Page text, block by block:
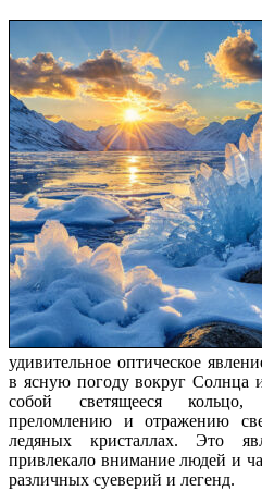
удивительное оптическое
в ясную погоду вокруг Солнца
собой светящееся кольцо,
преломлению и отражению
ледяных кристаллах. Это
привлекало внимание людей и
различных суеверий и легенд.